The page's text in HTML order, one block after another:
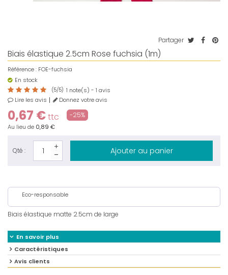
Partager
Biais élastique 2.5cm Rose fuchsia (1m)
Référence : FOE-fuchsia
En stock
(5/5) 1 note(s) - 1 avis
Lire les avis
Donnez votre avis
0,67 €ttc -25%
Au lieu de 0,89 €
Qté : Ajouter au panier
Eco-responsable
Biais élastique matte 2.5cm de large
En savoir plus
Caractéristiques
Avis clients